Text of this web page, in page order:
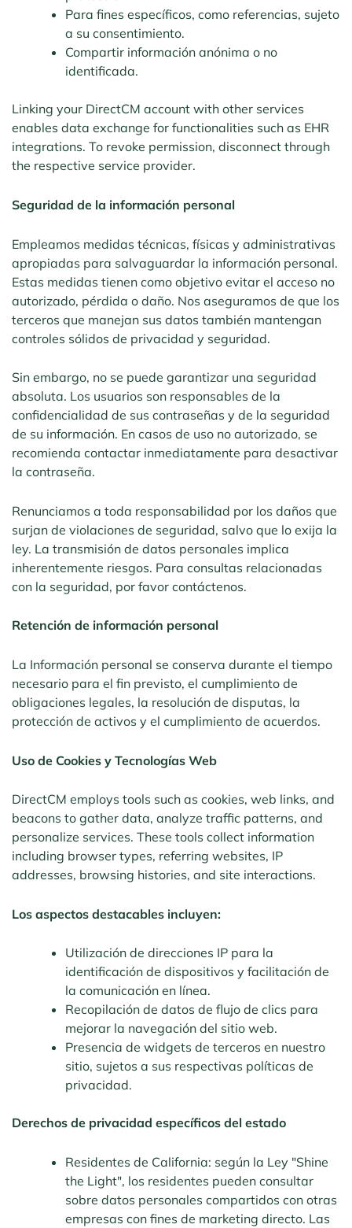
Para fines específicos, como referencias, sujeto
a su consentimiento.
Compartir información anónima o no
identificada.
Linking your DirectCM account with other services
enables data exchange for functionalities such as EHR
integrations. To revoke permission, disconnect through
the respective service provider.
Seguridad de la información personal
Empleamos medidas técnicas, físicas y administrativas
apropiadas para salvaguardar la información personal.
Estas medidas tienen como objetivo evitar el acceso no
autorizado, pérdida o daño. Nos aseguramos de que los
terceros que manejan sus datos también mantengan
controles sólidos de privacidad y seguridad.
Sin embargo, no se puede garantizar una seguridad
absoluta. Los usuarios son responsables de la
confidencialidad de sus contraseñas y de la seguridad
de su información. En casos de uso no autorizado, se
recomienda contactar inmediatamente para desactivar
la contraseña.
Renunciamos a toda responsabilidad por los daños que
surjan de violaciones de seguridad, salvo que lo exija la
ley. La transmisión de datos personales implica
inherentemente riesgos. Para consultas relacionadas
con la seguridad, por favor contáctenos.
Retención de información personal
La Información personal se conserva durante el tiempo
necesario para el fin previsto, el cumplimiento de
obligaciones legales, la resolución de disputas, la
protección de activos y el cumplimiento de acuerdos.
Uso de Cookies y Tecnologías Web
DirectCM employs tools such as cookies, web links, and
beacons to gather data, analyze traffic patterns, and
personalize services. These tools collect information
including browser types, referring websites, IP
addresses, browsing histories, and site interactions.
Los aspectos destacables incluyen:
Utilización de direcciones IP para la
identificación de dispositivos y facilitación de
la comunicación en línea.
Recopilación de datos de flujo de clics para
mejorar la navegación del sitio web.
Presencia de widgets de terceros en nuestro
sitio, sujetos a sus respectivas políticas de
privacidad.
Derechos de privacidad específicos del estado
Residentes de California: según la Ley "Shine
the Light", los residentes pueden consultar
sobre datos personales compartidos con otras
empresas con fines de marketing directo. Las